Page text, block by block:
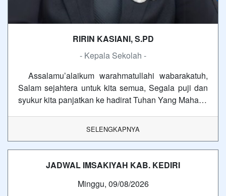
RIRIN KASIANI, S.PD
- Kepala Sekolah -
Assalamu’alaikum warahmatullahi wabarakatuh,
Salam sejahtera untuk kita semua, Segala puji dan
syukur kita panjatkan ke hadirat Tuhan Yang Maha…
SELENGKAPNYA
JADWAL IMSAKIYAH KAB. KEDIRI
Minggu, 09/08/2026